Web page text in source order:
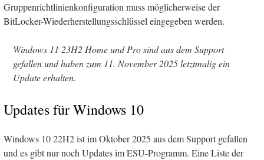
Gruppenrichtlinienkonfiguration muss möglicherweise der
BitLocker-Wiederherstellungsschlüssel eingegeben werden.
Windows 11 23H2 Home und Pro sind aus dem Support
gefallen und haben zum 11. November 2025 letztmalig ein
Update erhalten.
Updates für Windows 10
Windows 10 22H2 ist im Oktober 2025 aus dem Support gefallen
und es gibt nur noch Updates im ESU-Programm. Eine Liste der